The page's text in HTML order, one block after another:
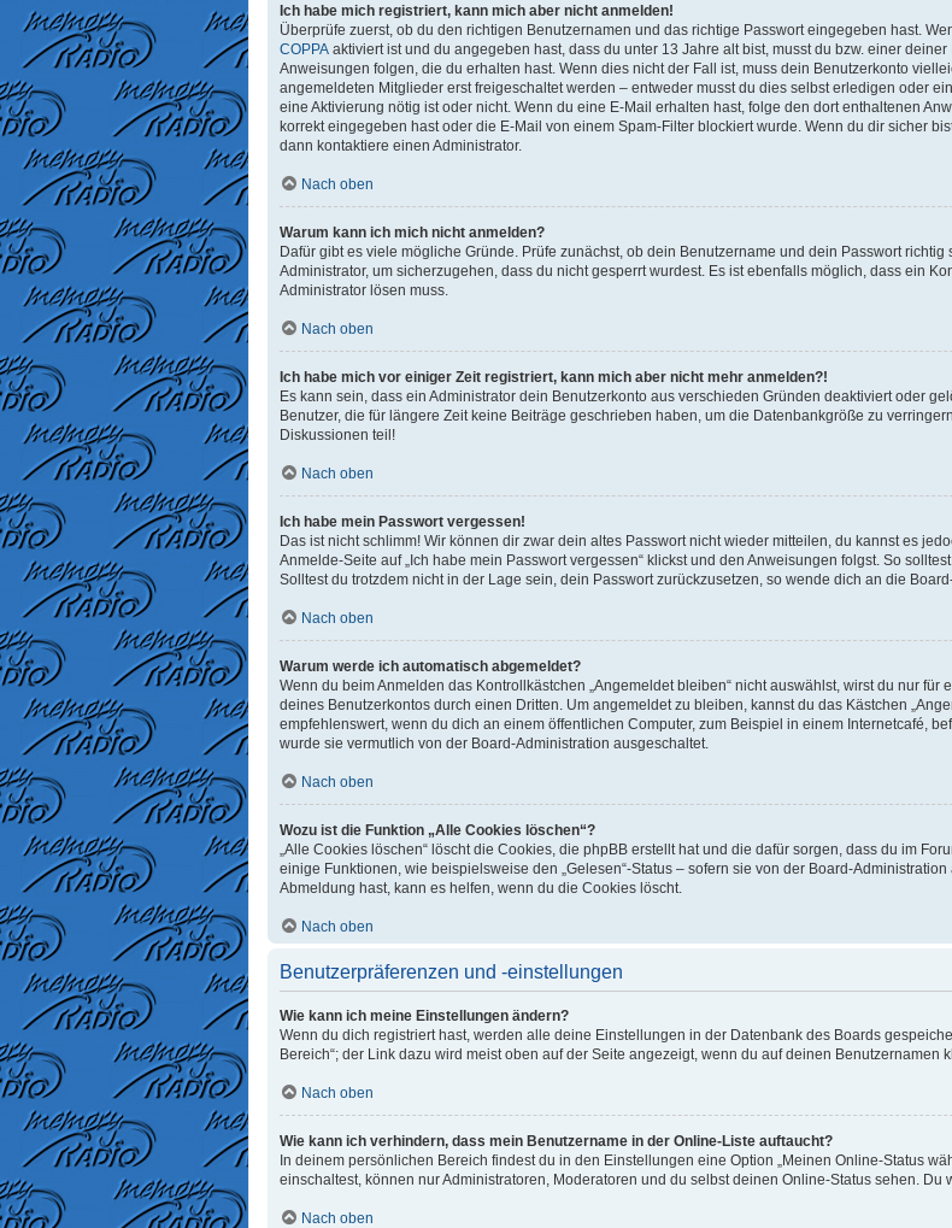
Ich habe mich registriert, kann mich aber nicht anmelden!
Überprüfe zuerst, ob du den richtigen Benutzernamen und das richtige Passwort eingegeben hast.
COPPA aktiviert ist und du angegeben hast, dass du unter 13 Jahre alt bist, musst du bzw. einer
Anweisungen folgen, die du erhalten hast. Wenn dies nicht der Fall ist, muss dein Benutzerkonto
angemeldeten Mitglieder erst freigeschaltet werden – entweder musst du dies selbst erledigen oder
eine Aktivierung nötig ist oder nicht. Wenn du eine E-Mail erhalten hast, folge den dort enthaltenen
korrekt eingegeben hast oder die E-Mail von einem Spam-Filter blockiert wurde. Wenn du dir sicher
dann kontaktiere einen Administrator.
Nach oben
Warum kann ich mich nicht anmelden?
Dafür gibt es viele mögliche Gründe. Prüfe zunächst, ob dein Benutzername und dein Passwort
Administrator, um sicherzugehen, dass du nicht gesperrt wurdest. Es ist ebenfalls möglich, dass ein
Administrator lösen muss.
Nach oben
Ich habe mich vor einiger Zeit registriert, kann mich aber nicht mehr anmelden?!
Es kann sein, dass ein Administrator dein Benutzerkonto aus verschieden Gründen deaktiviert oder
Benutzer, die für längere Zeit keine Beiträge geschrieben haben, um die Datenbankgröße zu
Diskussionen teil!
Nach oben
Ich habe mein Passwort vergessen!
Das ist nicht schlimm! Wir können dir zwar dein altes Passwort nicht wieder mitteilen, du kannst es
Anmelde-Seite auf „Ich habe mein Passwort vergessen“ klickst und den Anweisungen folgst. So
Solltest du trotzdem nicht in der Lage sein, dein Passwort zurückzusetzen, so wende dich an die
Nach oben
Warum werde ich automatisch abgemeldet?
Wenn du beim Anmelden das Kontrollkästchen „Angemeldet bleiben“ nicht auswählst, wirst du nur
deines Benutzerkontos durch einen Dritten. Um angemeldet zu bleiben, kannst du das Kästchen
empfehlenswert, wenn du dich an einem öffentlichen Computer, zum Beispiel in einem Internetcafé,
wurde sie vermutlich von der Board-Administration ausgeschaltet.
Nach oben
Wozu ist die Funktion „Alle Cookies löschen“?
„Alle Cookies löschen“ löscht die Cookies, die phpBB erstellt hat und die dafür sorgen, dass du im
einige Funktionen, wie beispielsweise den „Gelesen“-Status – sofern sie von der Board-
Abmeldung hast, kann es helfen, wenn du die Cookies löscht.
Nach oben
Benutzerpräferenzen und -einstellungen
Wie kann ich meine Einstellungen ändern?
Wenn du dich registriert hast, werden alle deine Einstellungen in der Datenbank des Boards
Bereich“; der Link dazu wird meist oben auf der Seite angezeigt, wenn du auf deinen Benutzernamen
Nach oben
Wie kann ich verhindern, dass mein Benutzername in der Online-Liste auftaucht?
In deinem persönlichen Bereich findest du in den Einstellungen eine Option „Meinen Online-Status
einschaltest, können nur Administratoren, Moderatoren und du selbst deinen Online-Status sehen. Du
Nach oben